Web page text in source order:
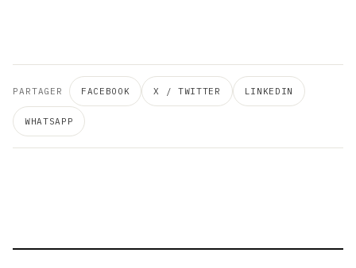
PARTAGER FACEBOOK X / TWITTER LINKEDIN
WHATSAPP